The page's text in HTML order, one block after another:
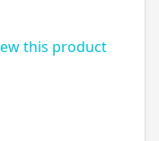
this product